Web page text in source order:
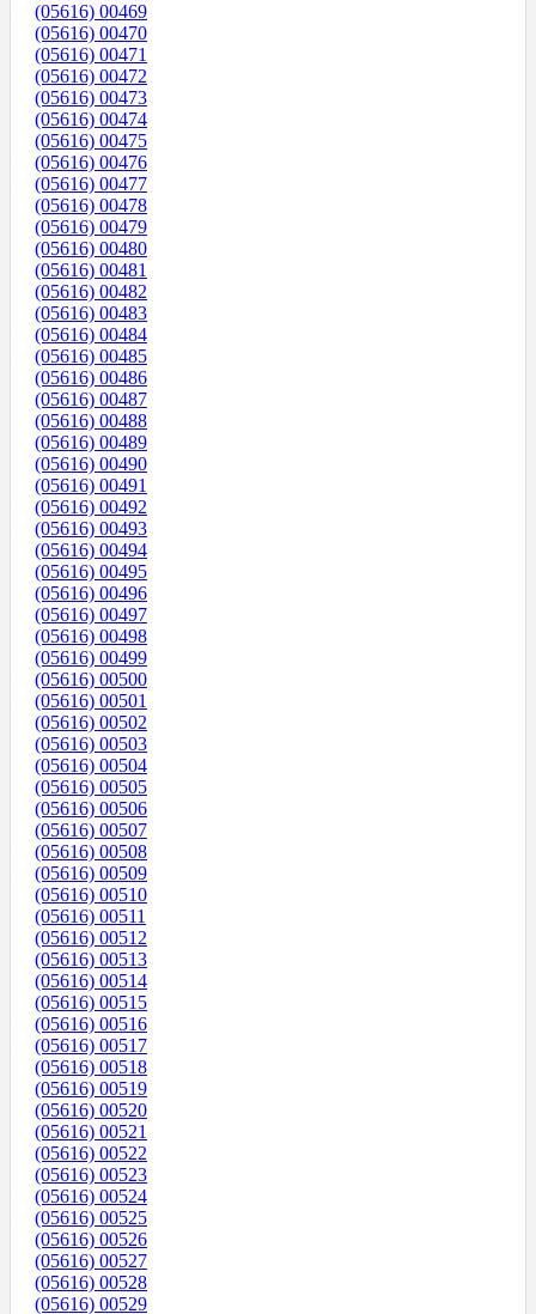
(05616) 00469
(05616) 00470
(05616) 00471
(05616) 00472
(05616) 00473
(05616) 00474
(05616) 00475
(05616) 00476
(05616) 00477
(05616) 00478
(05616) 00479
(05616) 00480
(05616) 00481
(05616) 00482
(05616) 00483
(05616) 00484
(05616) 00485
(05616) 00486
(05616) 00487
(05616) 00488
(05616) 00489
(05616) 00490
(05616) 00491
(05616) 00492
(05616) 00493
(05616) 00494
(05616) 00495
(05616) 00496
(05616) 00497
(05616) 00498
(05616) 00499
(05616) 00500
(05616) 00501
(05616) 00502
(05616) 00503
(05616) 00504
(05616) 00505
(05616) 00506
(05616) 00507
(05616) 00508
(05616) 00509
(05616) 00510
(05616) 00511
(05616) 00512
(05616) 00513
(05616) 00514
(05616) 00515
(05616) 00516
(05616) 00517
(05616) 00518
(05616) 00519
(05616) 00520
(05616) 00521
(05616) 00522
(05616) 00523
(05616) 00524
(05616) 00525
(05616) 00526
(05616) 00527
(05616) 00528
(05616) 00529